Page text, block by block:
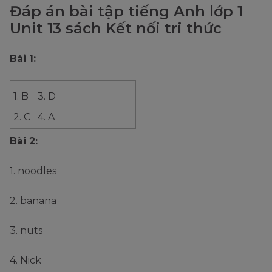
Đáp án bài tập tiếng Anh lớp 1
Unit 13 sách Kết nối tri thức
Bài 1:
1. B
2. C
3. D
4. A
Bài 2:
1. noodles
2. banana
3. nuts
4. Nick